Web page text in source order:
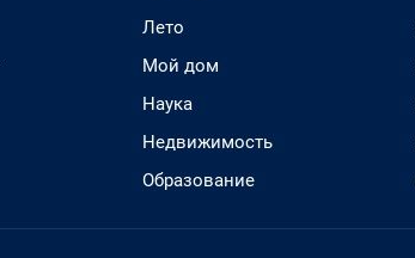
Лето
Мой дом
Наука
Недвижимость
Образование